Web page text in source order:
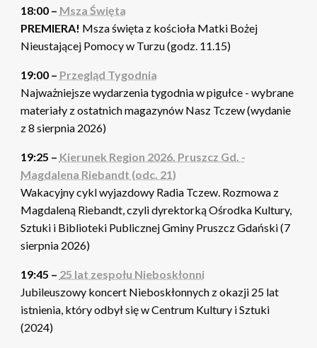
18:00 – Msza Święta
PREMIERA! Msza święta z kościoła Matki Bożej
Nieustającej Pomocy w Turzu (godz. 11.15)
19:00 – Przegląd Tygodnia
Najważniejsze wydarzenia tygodnia w pigułce - wybrane
materiały z ostatnich magazynów Nasz Tczew (wydanie
z 8 sierpnia 2026)
19:25 – Kierunek Region 2026. Pruszcz Gd. -
Magdalena Riebandt (odc. 21)
Wakacyjny cykl wyjazdowy Radia Tczew. Rozmowa z
Magdaleną Riebandt, czyli dyrektorką Ośrodka Kultury,
Sztuki i Biblioteki Publicznej Gminy Pruszcz Gdański (7
sierpnia 2026)
19:45 – 25 lat zespołu Nieboskłonni
Jubileuszowy koncert Nieboskłonnych z okazji 25 lat
istnienia, który odbył się w Centrum Kultury i Sztuki
(2024)